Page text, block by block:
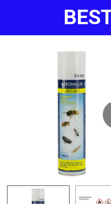
hoofdinhoud